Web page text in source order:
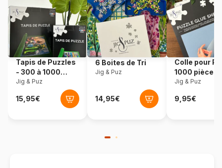
EAN 3667232002867
Nombre de pièces 1000 pièces
Dimensions 69 x 48 cm
Matière primaire
Format boîte Boîte en carton
Tapis de Puzzles
- 300 à 1000
pièces
Jig & Puz
6 Boites de Tri
Jig & Puz
Colle pour
1000 pièces
Jig & Puz